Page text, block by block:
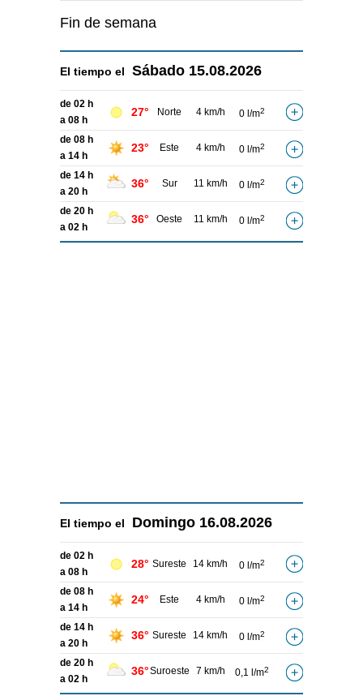
Fin de semana
El tiempo el Sábado 15.08.2026
de 02 h
a 08 h
27° Norte 4 km/h 0 l/m2
de 08 h
a 14 h
23° Este 4 km/h 0 l/m2
de 14 h
a 20 h
36° Sur 11 km/h 0 l/m2
de 20 h
a 02 h
36° Oeste 11 km/h 0 l/m2
El tiempo el Domingo 16.08.2026
de 02 h
a 08 h
28° Sureste 14 km/h 0 l/m2
de 08 h
a 14 h
24° Este 4 km/h 0 l/m2
de 14 h
a 20 h
36° Sureste 14 km/h 0 l/m2
de 20 h
a 02 h
36°Suroeste 7 km/h 0,1 l/m2